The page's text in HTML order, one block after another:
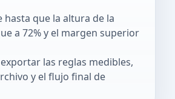
hasta que la altura de la
a 72% y el margen superior
las reglas medibles,
y el flujo final de